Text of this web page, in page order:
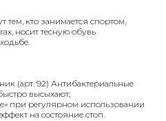
тем, кто занимается спортом,
носит тесную обувь
(арт. 92) Антибактериальные
высыхают;
при регулярном использовании
на состояние стоп.